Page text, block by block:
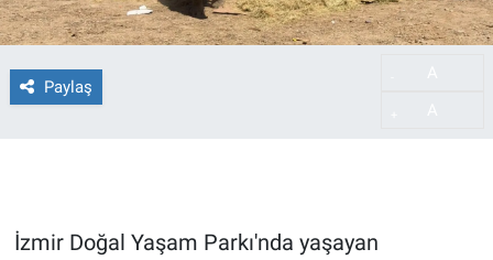
Paylaş
İzmir Doğal Yaşam Parkı'nda yaşayan